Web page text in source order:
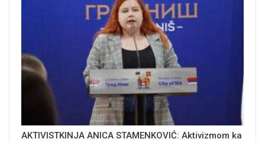
AKTIVISTKINJA ANICA STAMENKOVIĆ: Aktivizmom ka